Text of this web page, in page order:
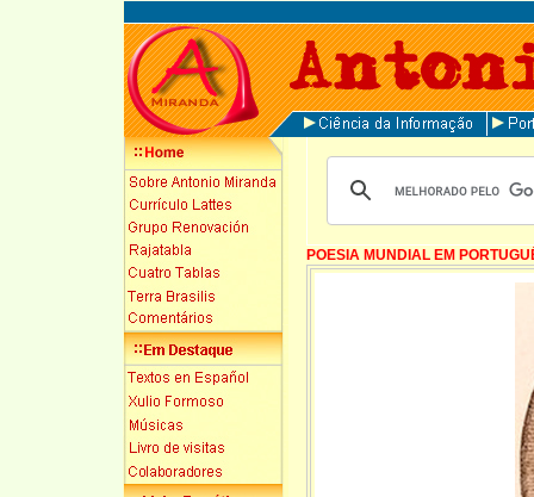
POESIA MUNDIAL EM